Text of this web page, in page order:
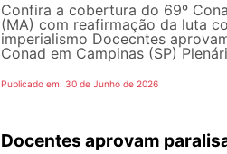
Confira a cobertura do 69º
(MA) com reafirmação da luta
imperialismo Docecntes
Conad em Campinas (SP)
Publicado em: 30 de Junho de 2026
Docentes aprovam